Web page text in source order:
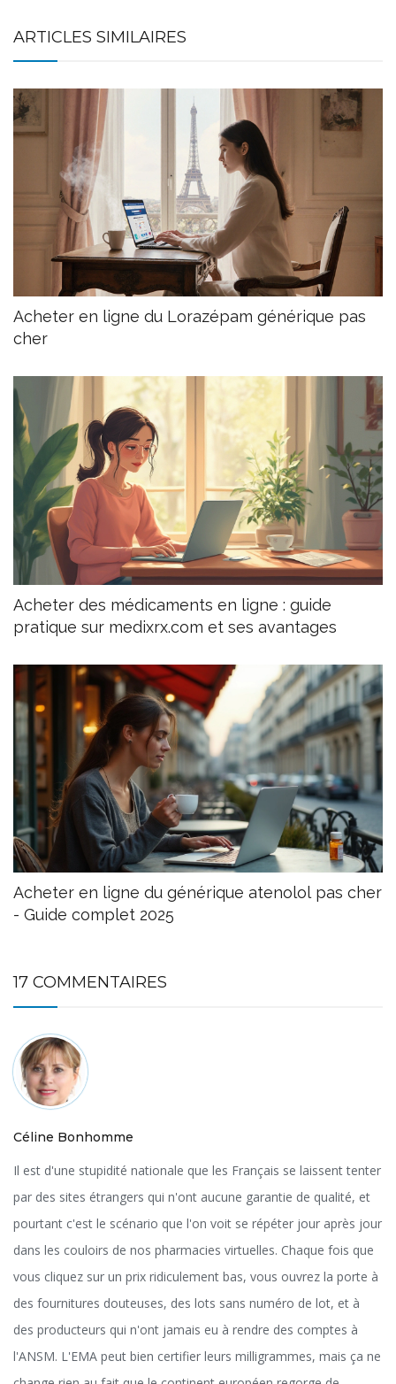
ARTICLES SIMILAIRES
Acheter en ligne du Lorazépam générique pas
cher
Acheter des médicaments en ligne : guide
pratique sur medixrx.com et ses avantages
Acheter en ligne du générique atenolol pas cher
- Guide complet 2025
17 COMMENTAIRES
Céline Bonhomme
Il est d'une stupidité nationale que les Français se laissent tenter
par des sites étrangers qui n'ont aucune garantie de qualité, et
pourtant c'est le scénario que l'on voit se répéter jour après jour
dans les couloirs de nos pharmacies virtuelles. Chaque fois que
vous cliquez sur un prix ridiculement bas, vous ouvrez la porte à
des fournitures douteuses, des lots sans numéro de lot, et à
des producteurs qui n'ont jamais eu à rendre des comptes à
l'ANSM. L'EMA peut bien certifier leurs milligrammes, mais ça ne